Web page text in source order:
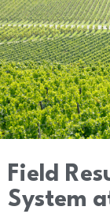
Field
System